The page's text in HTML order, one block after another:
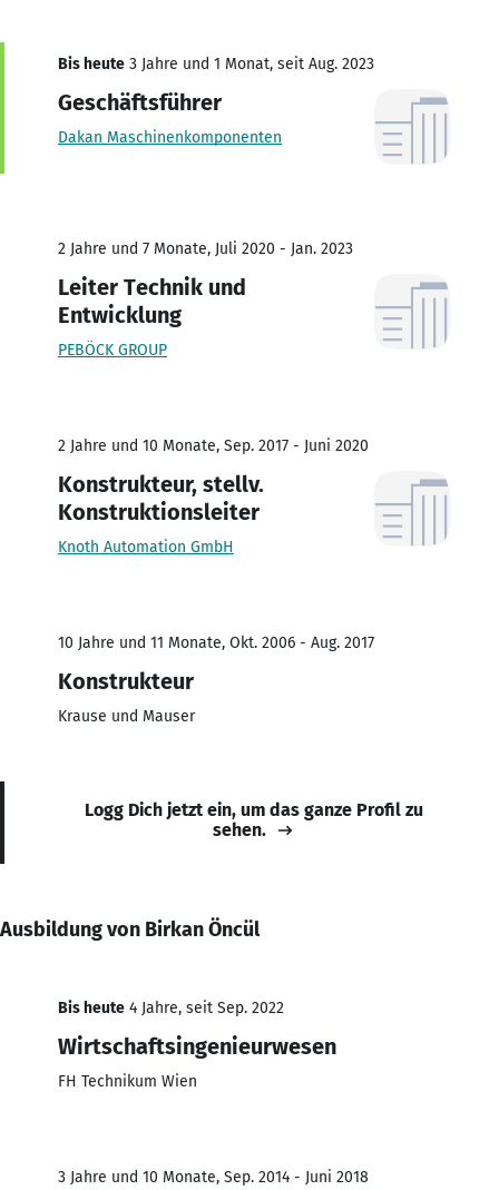
Bis heute 3 Jahre und 1 Monat, seit Aug. 2023
Geschäftsführer
Dakan Maschinenkomponenten
2 Jahre und 7 Monate, Juli 2020 - Jan. 2023
Leiter Technik und
Entwicklung
PEBÖCK GROUP
2 Jahre und 10 Monate, Sep. 2017 - Juni 2020
Konstrukteur, stellv.
Konstruktionsleiter
Knoth Automation GmbH
10 Jahre und 11 Monate, Okt. 2006 - Aug. 2017
Konstrukteur
Krause und Mauser
Logg Dich jetzt ein, um das ganze Profil zu
sehen.
Ausbildung von Birkan Öncül
Bis heute 4 Jahre, seit Sep. 2022
Wirtschaftsingenieurwesen
FH Technikum Wien
3 Jahre und 10 Monate, Sep. 2014 - Juni 2018